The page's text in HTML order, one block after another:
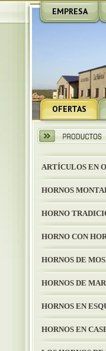
EMPRESA
OFERTAS
ARTÍCULOS EN
HORNOS
HORNO
HORNO CON
HORNOS DE
HORNOS DE
HORNOS EN
HORNOS EN